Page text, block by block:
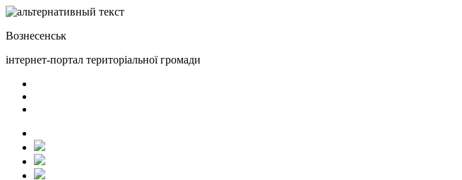
Вознесенськ
інтернет-портал територіальної громади